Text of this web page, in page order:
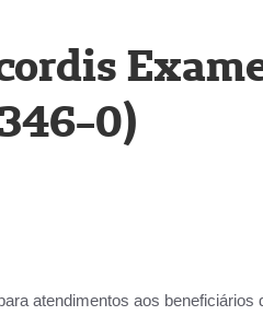
0)
atendimentos aos beneficiários